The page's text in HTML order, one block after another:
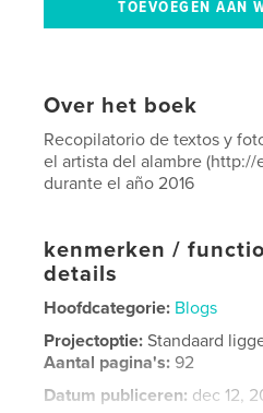
Over het boek
Recopilatorio de textos y
el artista del alambre
durante el año 2016
kenmerken /
details
Hoofdcategorie: Blogs
Projectoptie:Standaard
Aantal pagina's:92
Datum publiceren: dec 12,